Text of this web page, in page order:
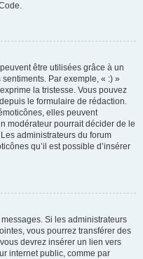
être utilisées grâce à un
Par exemple, « :) »
la tristesse. Vous pouvez
le formulaire de rédaction.
elles peuvent
modérateur pourrait décider de le
administrateurs du forum
qu’il est possible d’insérer
Si les administrateurs
vous pourrez transférer des
devrez insérer un lien vers
internet public, comme par